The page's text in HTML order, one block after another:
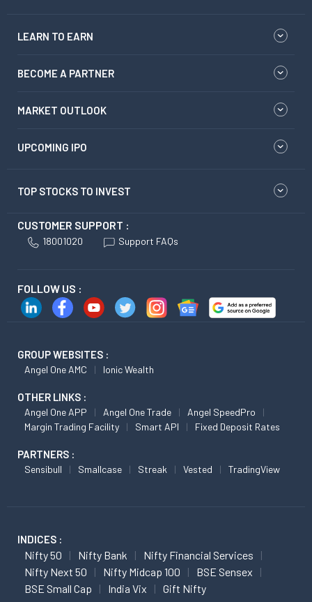
LEARN TO EARN
BECOME A PARTNER
MARKET OUTLOOK
UPCOMING IPO
TOP STOCKS TO INVEST
CUSTOMER SUPPORT :
18001020 Support FAQs
FOLLOW US :
GROUP WEBSITES :
Angel One AMC Ionic Wealth
OTHER LINKS :
Angel One APP Angel One Trade
Angel SpeedPro
Margin Trading Facility
Smart API Fixed Deposit Rates
PARTNERS :
Sensibull Smallcase Streak Vested TradingView
INDICES :
Nifty 50 Nifty Bank
Nifty Financial Services
Nifty Next 50
Nifty Midcap 100
BSE Sensex
BSE Small Cap
India Vix Gift Nifty